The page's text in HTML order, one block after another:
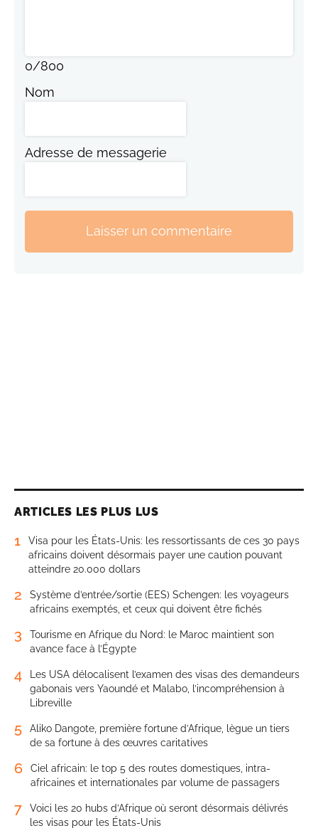
0/800
Nom
Adresse de messagerie
Laisser un commentaire
ARTICLES LES PLUS LUS
1
Visa pour les États-Unis: les ressortissants de ces 30 pays
africains doivent désormais payer une caution pouvant
atteindre 20.000 dollars
2
Système d’entrée/sortie (EES) Schengen: les voyageurs
africains exemptés, et ceux qui doivent être fichés
3
Tourisme en Afrique du Nord: le Maroc maintient son
avance face à l’Égypte
4
Les USA délocalisent l’examen des visas des demandeurs
gabonais vers Yaoundé et Malabo, l’incompréhension à
Libreville
5
Aliko Dangote, première fortune d’Afrique, lègue un tiers
de sa fortune à des œuvres caritatives
6
Ciel africain: le top 5 des routes domestiques, intra-
africaines et internationales par volume de passagers
7
Voici les 20 hubs d’Afrique où seront désormais délivrés
les visas pour les États-Unis